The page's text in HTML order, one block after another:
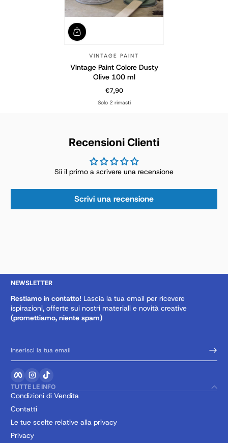
VINTAGE PAINT
Vintage Paint Colore Dusty
Olive 100 ml
Prezzo normale
€7,90
Solo 2 rimasti
Recensioni Clienti
Sii il primo a scrivere una recensione
Scrivi una recensione
NEWSLETTER
Restiamo in contatto! Lascia la tua email per ricevere
ispirazioni, offerte sui nostri materiali e novità creative
(promettiamo, niente spam)
Inserisci la tua email
FacebookInstagram
TUTTE LE INFO
Condizioni di Vendita
Contatti
Le tue scelte relative alla privacy
Privacy